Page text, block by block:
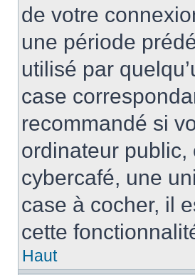
de votre
une période
utilisé par
case
recommandé si
ordinateur
cybercafé, une
case à cocher, il
cette
Haut